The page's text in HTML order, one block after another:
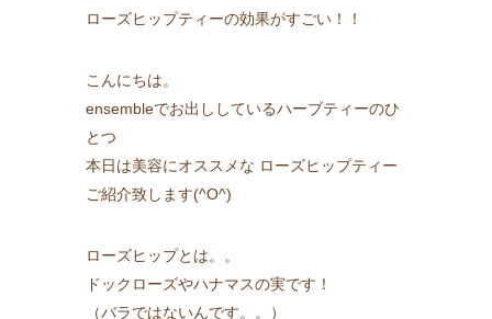
ローズヒップティーの効果がすごい！！
こんにちは。
ensembleでお出ししているハーブティーのひ
とつ
本日は美容にオススメな ローズヒップティー
ご紹介致します(^O^)
ローズヒップとは。。
ドックローズやハナマスの実です！
（バラではないんです。。）